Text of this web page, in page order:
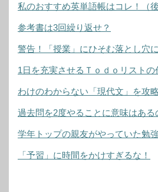
私のおすすめ英単語帳はコレ！（後
参考書は3回繰り返せ？
警告！「授業」にひそむ落とし穴
1日を充実させるＴｏｄｏリストの
わけのわからない「現代文」を攻
過去問を2度やることに意味はある
学年トップの親友がやっていた勉
「予習」に時間をかけすぎるな！